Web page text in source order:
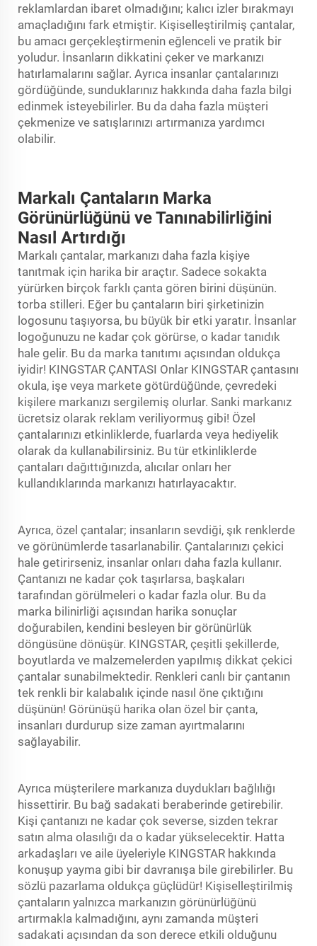
reklamlardan ibaret olmadığını; kalıcı izler bırakmayı
amaçladığını fark etmiştir. Kişiselleştirilmiş çantalar,
bu amacı gerçekleştirmenin eğlenceli ve pratik bir
yoludur. İnsanların dikkatini çeker ve markanızı
hatırlamalarını sağlar. Ayrıca insanlar çantalarınızı
gördüğünde, sunduklarınız hakkında daha fazla bilgi
edinmek isteyebilirler. Bu da daha fazla müşteri
çekmenize ve satışlarınızı artırmanıza yardımcı
olabilir.
Markalı Çantaların Marka
Görünürlüğünü ve Tanınabilirliğini
Nasıl Artırdığı
Markalı çantalar, markanızı daha fazla kişiye
tanıtmak için harika bir araçtır. Sadece sokakta
yürürken birçok farklı çanta gören birini düşünün.
torba stilleri. Eğer bu çantaların biri şirketinizin
logosunu taşıyorsa, bu büyük bir etki yaratır. İnsanlar
logoğunuzu ne kadar çok görürse, o kadar tanıdık
hale gelir. Bu da marka tanıtımı açısından oldukça
iyidir! KINGSTAR ÇANTASI Onlar KINGSTAR çantasını
okula, işe veya markete götürdüğünde, çevredeki
kişilere markanızı sergilemiş olurlar. Sanki markanız
ücretsiz olarak reklam veriliyormuş gibi! Özel
çantalarınızı etkinliklerde, fuarlarda veya hediyelik
olarak da kullanabilirsiniz. Bu tür etkinliklerde
çantaları dağıttığınızda, alıcılar onları her
kullandıklarında markanızı hatırlayacaktır.
Ayrıca, özel çantalar; insanların sevdiği, şık renklerde
ve görünümlerde tasarlanabilir. Çantalarınızı çekici
hale getirirseniz, insanlar onları daha fazla kullanır.
Çantanızı ne kadar çok taşırlarsa, başkaları
tarafından görülmeleri o kadar fazla olur. Bu da
marka bilinirliği açısından harika sonuçlar
doğurabilen, kendini besleyen bir görünürlük
döngüsüne dönüşür. KINGSTAR, çeşitli şekillerde,
boyutlarda ve malzemelerden yapılmış dikkat çekici
çantalar sunabilmektedir. Renkleri canlı bir çantanın
tek renkli bir kalabalık içinde nasıl öne çıktığını
düşünün! Görünüşü harika olan özel bir çanta,
insanları durdurup size zaman ayırtmalarını
sağlayabilir.
Ayrıca müşterilere markanıza duydukları bağlılığı
hissettirir. Bu bağ sadakati beraberinde getirebilir.
Kişi çantanızı ne kadar çok severse, sizden tekrar
satın alma olasılığı da o kadar yükselecektir. Hatta
arkadaşları ve aile üyeleriyle KINGSTAR hakkında
konuşup yayma gibi bir davranışa bile girebilirler. Bu
sözlü pazarlama oldukça güçlüdür! Kişiselleştirilmiş
çantaların yalnızca markanızın görünürlüğünü
artırmakla kalmadığını, aynı zamanda müşteri
sadakati açısından da son derece etkili olduğunu